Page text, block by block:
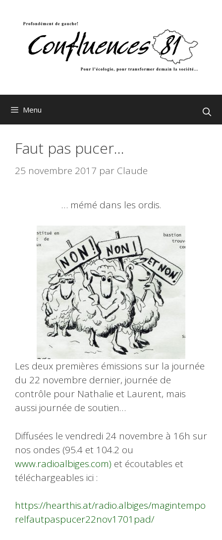
Menu
Faut pas pucer…
25 novembre 2017 par Claude
… mémé dans les ordis.
Les deux premières émissions sur la journée
du 22 novembre dernier, journée de
contrôle pour Nathalie et Laurent, mais
aussi journée de soutien…
Diffusées le vendredi 24 novembre à 16h sur
nos ondes (95.4 et 104.2 ou
www.radioalbiges.com) et écoutables et
téléchargeables ici :
https://hearthis.at/radio.albiges/magintempo
relfautpaspucer22nov1701pad/